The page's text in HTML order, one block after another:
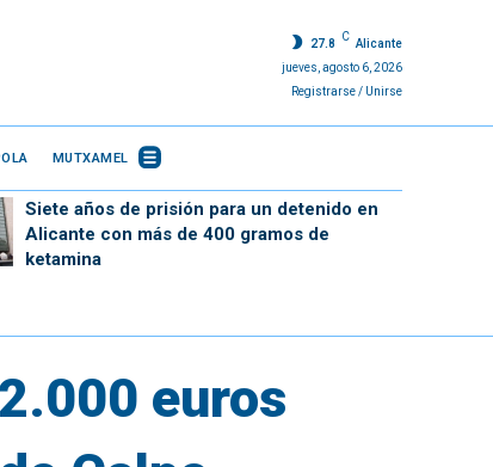
27.8
C
Alicante
jueves, agosto 6, 2026
Registrarse / Unirse
MUTXAMEL
Siete años de prisión para un detenido en
Alicante con más de 400 gramos de
ketamina
euros